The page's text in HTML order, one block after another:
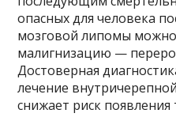
опасных для человека
мозговой липомы можно
малигнизацию —
Достоверная
лечение
снижает риск